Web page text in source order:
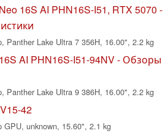
16S AI PHN16S-I51, RTX 5070 -
Panther Lake Ultra 7 356H, 16.00", 2.2 kg
AI PHN16S-I51-94NV - Обзоры
Panther Lake Ultra 9 386H, 16.00", 2.2 kg
42
GPU, unknown, 15.60", 2.1 kg